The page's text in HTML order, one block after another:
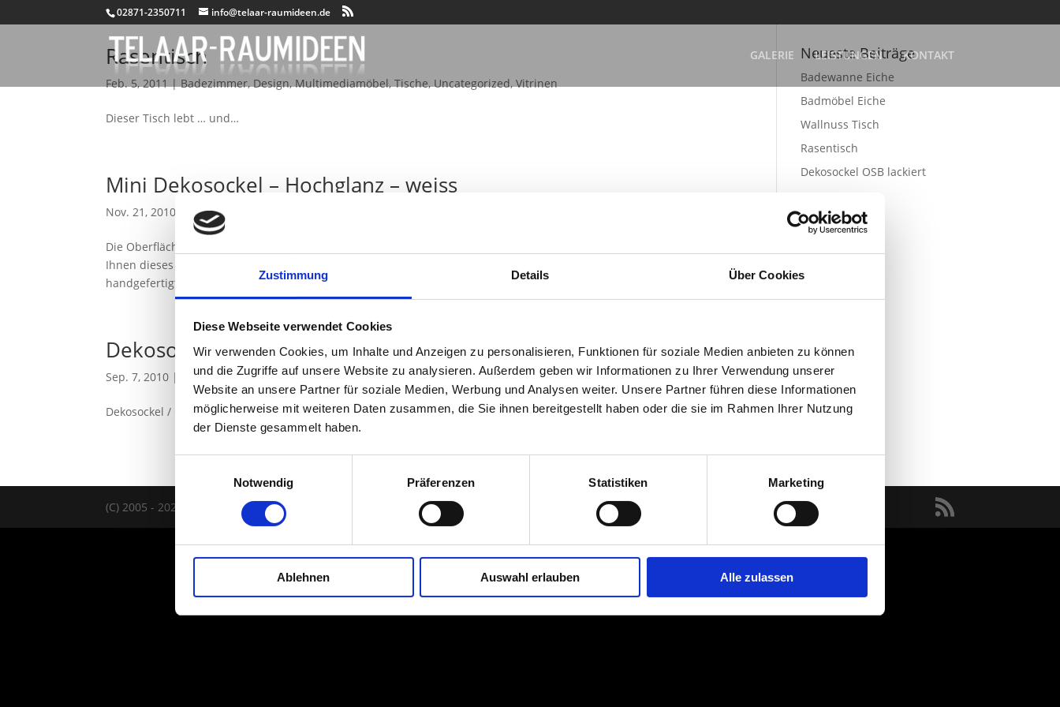
Zustimmung Details Über Cookies
Diese Webseite verwendet Cookies
Wir verwenden Cookies, um Inhalte und Anzeigen zu personalisieren, Funktionen für soziale Medien anbieten zu können
und die Zugriffe auf unsere Website zu analysieren. Außerdem geben wir Informationen zu Ihrer Verwendung unserer
Website an unsere Partner für soziale Medien, Werbung und Analysen weiter. Unsere Partner führen diese Informationen
möglicherweise mit weiteren Daten zusammen, die Sie ihnen bereitgestellt haben oder die sie im Rahmen Ihrer Nutzung
der Dienste gesammelt haben.
Notwendig
Präferenzen Statistiken Marketing
Ablehnen Auswahl erlauben Alle zulassen
02871-2350711 info@telaar-raumideen.de
GALERIE LEISTUNGEN KONTAKT
Rasentisch
Feb. 5, 2011|Badezimmer,Design,Multimediamöbel,Tische,Uncategorized,Vitrinen
Dieser Tisch lebt … und…
Mini Dekosockel – Hochglanz – weiss
Nov. 21, 2010 Büro & Job
Die Oberfläche dieser Miniatur-Produktreihe wurde von uns auf Hochglanz gebracht.Selbstverständlich fertigen wir
Ihnen dieses Produkt auch in anderen Maßen. Ob Holz oder Kunststoff – Sie erhalten höchste Qualität in
handgefertigter Ausführung.
Dekosockel Spachteltechnik weiss creme
Sep. 7, 2010 | Badezimmer,Büro & Job,Dekosockel auf Maß,Design,Vitrinen
Dekosockel / Galeriesockel / Podest
Neueste Beiträge
Badewanne Eiche
Badmöbel Eiche
Wallnuss Tisch
Rasentisch
Dekosockel OSB lackiert
(C) 2005 - 2026 TELAAR RAUMIDEEN | DATENSCHUTZ | Ihr Tischler & Schreiner aus Bocholt